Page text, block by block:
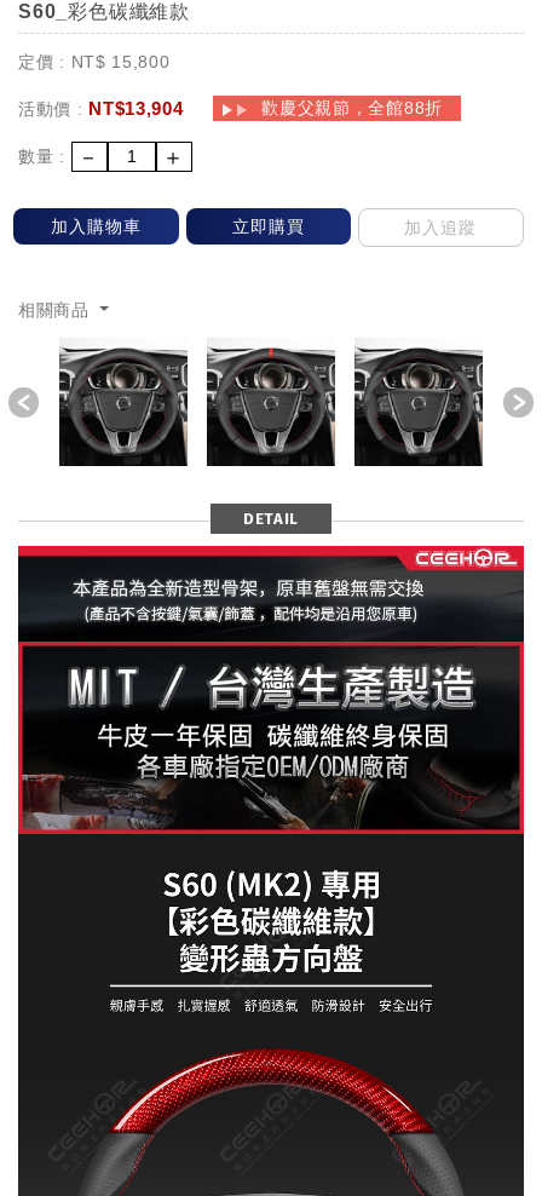
S60_彩色碳纖維款
定價 : NT$ 15,800
活動價 : NT$13,904 歡慶父親節，全館88折
數量 : － ＋
加入購物車 立即購買 加入追蹤
相關商品
Previous
DETAIL